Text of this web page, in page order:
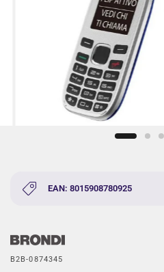
EAN: 8015908780925
B2B-0874345